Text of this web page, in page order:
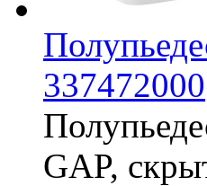
337472000
GAP,